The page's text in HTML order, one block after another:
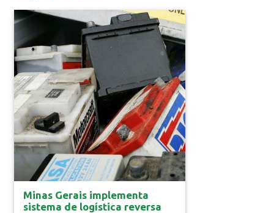
Minas Gerais implementa
sistema de logística reversa